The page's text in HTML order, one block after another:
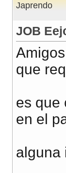
Japrendo
JOB
que
es que
en el
alguna